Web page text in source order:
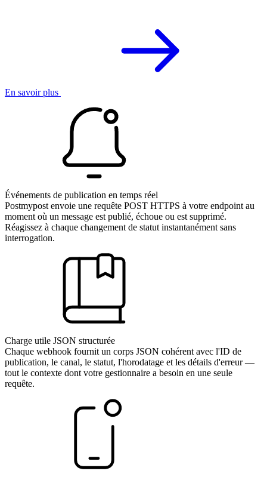
En savoir plus
Événements de publication en temps réel
Postmypost envoie une requête POST HTTPS à votre endpoint au
moment où un message est publié, échoue ou est supprimé.
Réagissez à chaque changement de statut instantanément sans
interrogation.
Charge utile JSON structurée
Chaque webhook fournit un corps JSON cohérent avec l'ID de
publication, le canal, le statut, l'horodatage et les détails d'erreur —
tout le contexte dont votre gestionnaire a besoin en une seule
requête.